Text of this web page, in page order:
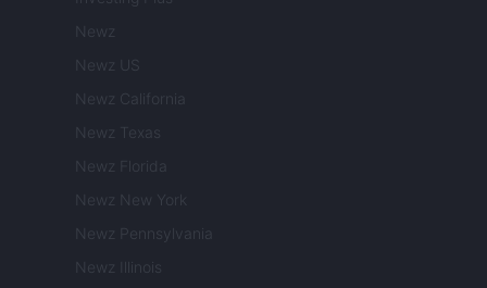
Newz
Newz US
Newz California
Newz Texas
Newz Florida
Newz New York
Newz Pennsylvania
Newz Illinois